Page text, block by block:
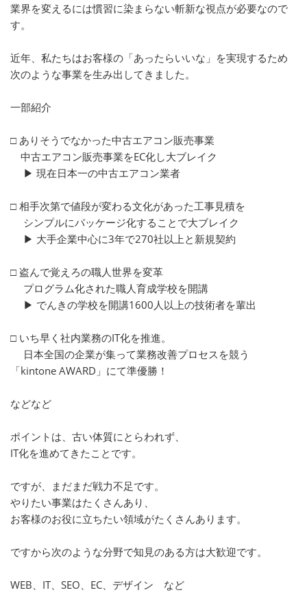
業界を変えるには慣習に染まらない斬新な視点が必要なので
す。
近年、私たちはお客様の「あったらいいな」を実現するため
次のような事業を生み出してきました。
一部紹介
□ ありそうでなかった中古エアコン販売事業
中古エアコン販売事業をEC化し大ブレイク
▶ 現在日本一の中古エアコン業者
□ 相手次第で値段が変わる文化があった工事見積を
シンプルにパッケージ化することで大ブレイク
▶ 大手企業中心に3年で270社以上と新規契約
□ 盗んで覚えろの職人世界を変革
プログラム化された職人育成学校を開講
▶ でんきの学校を開講1600人以上の技術者を輩出
□ いち早く社内業務のIT化を推進。
日本全国の企業が集って業務改善プロセスを競う
「kintone AWARD」にて準優勝！
などなど
ポイントは、古い体質にとらわれず、
IT化を進めてきたことです。
ですが、まだまだ戦力不足です。
やりたい事業はたくさんあり、
お客様のお役に立ちたい領域がたくさんあります。
ですから次のような分野で知見のある方は大歓迎です。
WEB、IT、SEO、EC、デザイン など